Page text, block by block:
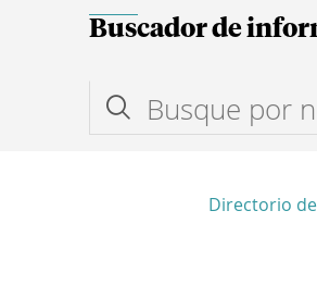
Buscador de
Directorio